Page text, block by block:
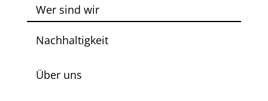
Wer sind wir
Nachhaltigkeit
Über uns